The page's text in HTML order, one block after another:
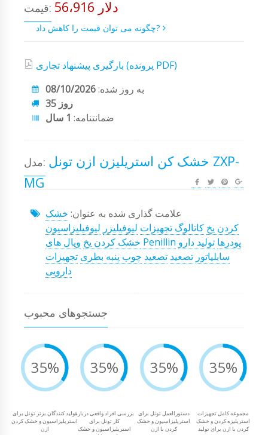
قیمت: 56،916 دلار
چگونه می توان قیمت را کاهش داد?
بارگیری پیشنهاد تجاری (پرونده PDF)
به روز شده:08/10/2026
35 روز
ضمانتنامه: 1 سال
مدل: خشک کن استریلیزن ازن تونل ZXP-
MG
علامت گذاری شده به عنوان: خشک
کردن یخ کاتالوگ تجهیزات لیوفیلیزر لیوفیلیزاسیون
خشک کردن یخ ویال های Penillin پودرها تولید دارو
سابلیاتور تصعید تصعید چوب پنبه بطری تجهیزات
دارویی
جستجوهای محبوب
35%
تولید کنندگان برتر تونل برای
استریلیزاسیون و خشک کردن
ازن
35%
بررسی افراد واقعی درباره
کار تونل برای
استریلیزاسیون و خشک
35%
دستورالعمل تونل برای
استریلیزاسیون و خشک
کردن با ازن
35%
مجموعه کامل تجهیزات
استریلیزه کردن و خشک
کردن با ازن برای تولید